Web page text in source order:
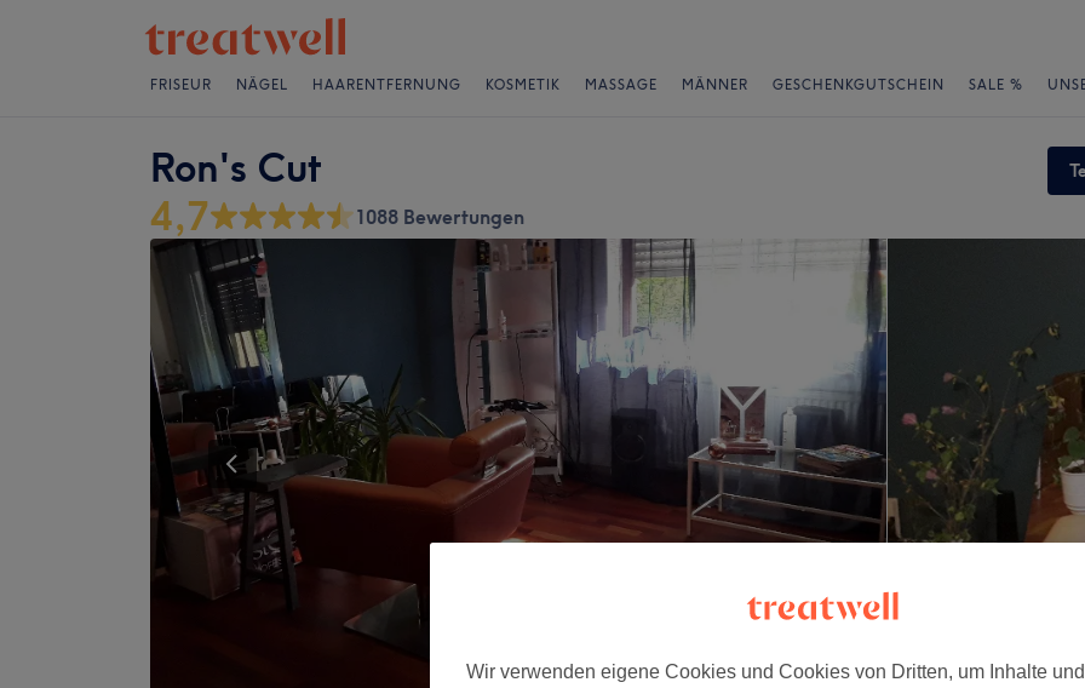
FRISEUR NÄGEL HAARENTFERNUNG KOSMETIK MASSAGE MÄNNER GESCHENKGUTSCHEIN SALE %
Ron's Cut
4,7 1088 Bewertungen
Wir verwenden eigene Cookies und Cookies von Dritten, um Inhalte